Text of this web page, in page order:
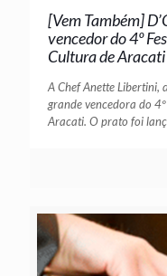
[Vem Também]
vencedor do 4º
Cultura de Aracati
A Chef Anette Libertini,
grande vencedora do
Aracati. O prato foi